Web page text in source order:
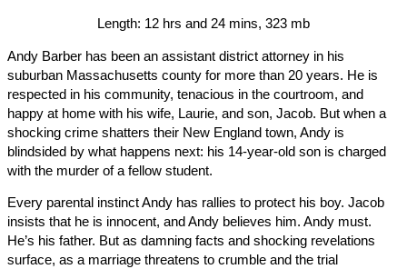
Length: 12 hrs and 24 mins, 323 mb
Andy Barber has been an assistant district attorney in his
suburban Massachusetts county for more than 20 years. He is
respected in his community, tenacious in the courtroom, and
happy at home with his wife, Laurie, and son, Jacob. But when
shocking crime shatters their New England town, Andy is
blindsided by what happens next: his 14-year-old son is
with the murder of a fellow student.
Every parental instinct Andy has rallies to protect his boy.
insists that he is innocent, and Andy believes him. Andy must.
He’s his father. But as damning facts and shocking revelations
surface, as a marriage threatens to crumble and the trial